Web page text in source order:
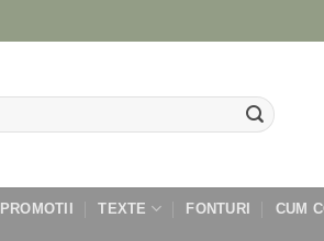
PROMOTII TEXTE FONTURI CUM